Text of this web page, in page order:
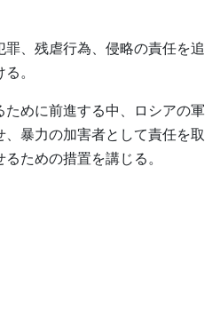
、残虐行為、侵略の責任を追
。
ために前進する中、ロシアの軍
暴力の加害者として責任を取
ための措置を講じる。